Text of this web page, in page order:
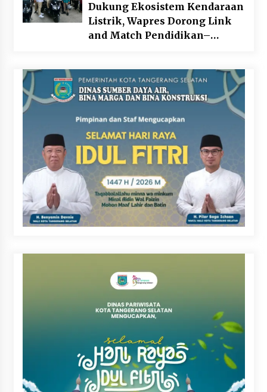
Dukung Ekosistem Kendaraan
Listrik, Wapres Dorong Link
and Match Pendidikan–